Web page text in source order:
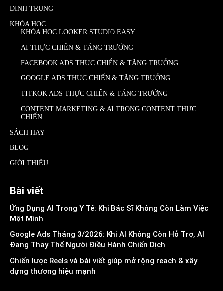
ĐÌNH TRUNG
KHÓA HỌC
KHÓA HỌC LOOKER STUDIO EASY
AI THỰC CHIẾN & TĂNG TRƯỞNG
FACEBOOK ADS THỰC CHIẾN & TĂNG TRƯỞNG
GOOGLE ADS THỰC CHIẾN & TĂNG TRƯỞNG
TITKOK ADS THỰC CHIẾN & TĂNG TRƯỞNG
CONTENT MARKETING & AI TRONG CONTENT THỰC
CHIẾN
SÁCH HAY
BLOG
GIỚI THIỆU
Bài viết
Ứng Dụng AI Trong Y Tế: Khi Bác Sĩ Không Còn Làm Việc
Một Mình
Google Ads Tháng 3/2026: Khi AI Không Còn Hỗ Trợ, AI
Đang Thay Thế Người Điều Hành Chiến Dịch
Chiến lược Reels và bài viết giúp mở rộng reach & xây
dựng thương hiệu mạnh